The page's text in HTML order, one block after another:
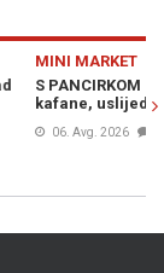
fotografije iz